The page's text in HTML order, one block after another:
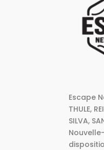
Escape
THULE,
SILVA,